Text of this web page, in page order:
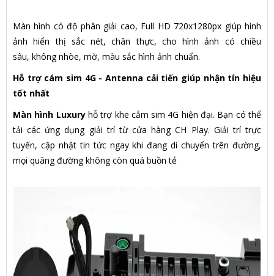
Màn hình có độ phân giải cao, Full HD 720x1280px giúp hình
ảnh hiển thị sắc nét, chân thực, cho hình ảnh có chiều
sâu, không nhòe, mờ, màu sắc hình ảnh chuẩn.
Hỗ trợ cám sim 4G - Antenna cải tiến giúp nhận tín hiệu
tốt nhất
Màn hình Luxuryhỗ trợ khe cắm sim 4G hiện đại. Bạn có thể
tải các ứng dụng giải trí từ cửa hàng CH Play. Giải trí trực
tuyến, cập nhật tin tức ngay khi đang di chuyển trên đường,
mọi quãng đường không còn quá buồn tẻ